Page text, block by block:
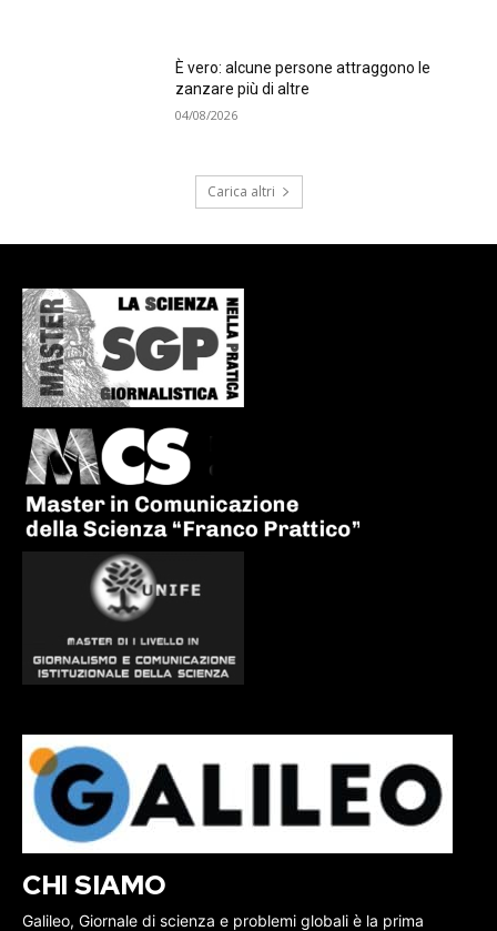
È vero: alcune persone attraggono le
zanzare più di altre
04/08/2026
Carica altri
CHI SIAMO
Galileo, Giornale di scienza e problemi globali è la prima